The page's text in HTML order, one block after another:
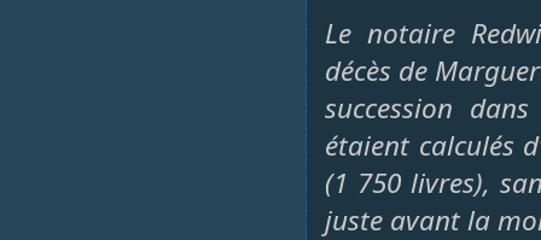
Le notaire
décès de
succession
étaient calculés
(1 750 livres),
juste avant la